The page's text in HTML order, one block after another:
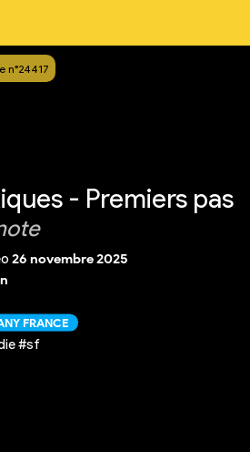
n°24417
- Premiers pas
26 novembre 2025
FRANCE
#sf